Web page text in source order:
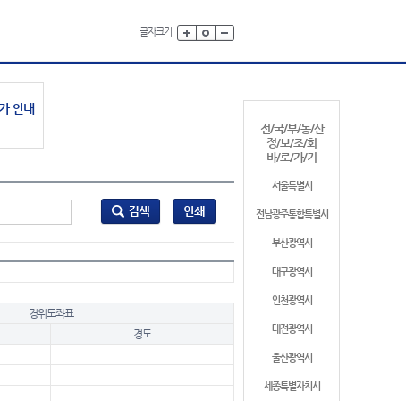
글자크기
전/국/부/동/산
정/보/조/회
바/로/가/기
서울특별시
전남광주통합특별시
부산광역시
대구광역시
인천광역시
대전광역시
울산광역시
세종특별자치시
안내
경위도좌표
경도